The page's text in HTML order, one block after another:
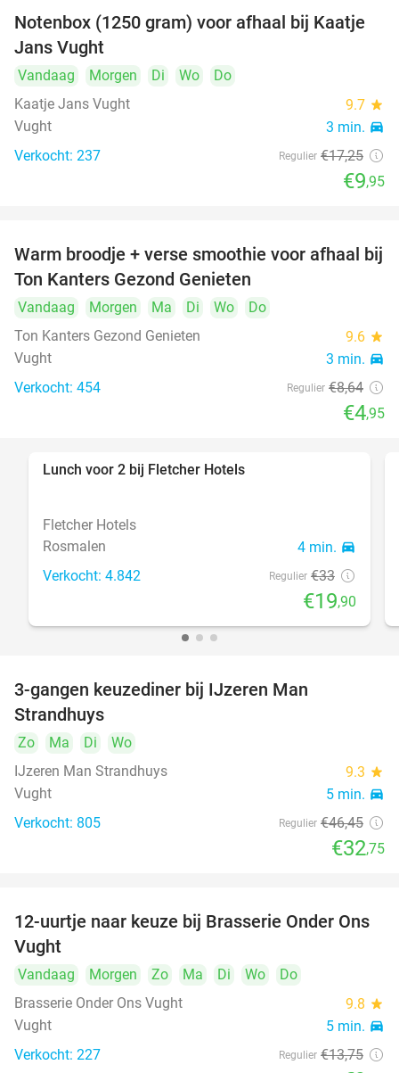
42%
Notenbox (1250 gram) voor afhaal bij Kaatje
Jans Vught
Vandaag Morgen Di Wo
Do
Kaatje Jans Vught
9.7 star
Vught 3 min. directions_car
Verkocht: 237 Regulier €17,25
€9,95
43%
Warm broodje + verse smoothie voor afhaal bij
Ton Kanters Gezond Genieten
Vandaag Morgen Ma Di Wo
Do
Ton Kanters Gezond Genieten
9.6 star
Vught 3 min. directions_car
Verkocht: 454 Regulier €8,64
€4,95
Lunch voor 2 bij Fletcher Hotels
Fletcher Hotels
Rosmalen
4 min. directions_car
Verkocht: 4.842 Regulier €33
€19,90
3-gangen keuzediner bij IJzeren Man
Strandhuys
Zo Ma Di
Wo
IJzeren Man Strandhuys
9.3 star
Vught 5 min. directions_car
Verkocht: 805 Regulier €46,45
€32,75
31%
12-uurtje naar keuze bij Brasserie Onder Ons
Vught
Vandaag Morgen Zo Ma Di Wo
Do
Brasserie Onder Ons Vught
9.8 star
Vught 5 min. directions_car
Verkocht: 227 Regulier €13,75